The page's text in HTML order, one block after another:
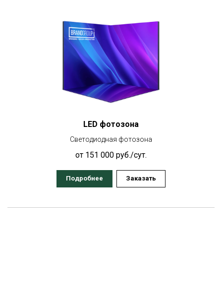
LED фотозона
Светодиодная фотозона
от 151 000 руб./сут.
Подробнее Заказать